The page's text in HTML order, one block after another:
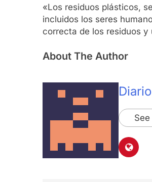
«Los residuos plásticos,
incluidos los seres
correcta de los residuos
About The Author